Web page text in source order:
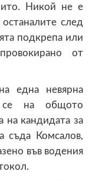
Никой не е
след
подкрепа или
от
невярна
се на общото
на кандидата за
съда Комсалов,
във водения